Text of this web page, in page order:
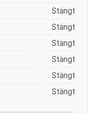
Stängt
Stängt
Stängt
Stängt
Stängt
Stängt